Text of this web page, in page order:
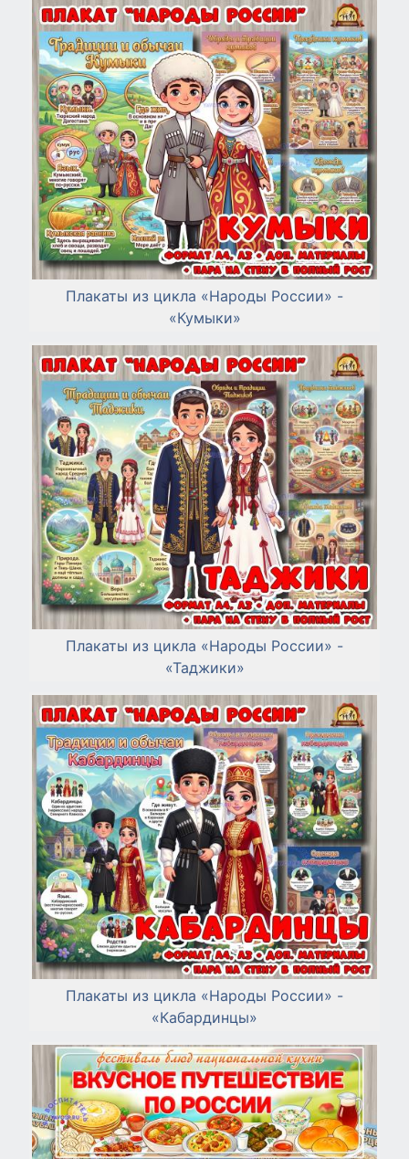
Плакаты из цикла «Народы России» -
«Кумыки»
Плакаты из цикла «Народы России» -
«Таджики»
Плакаты из цикла «Народы России» -
«Кабардинцы»